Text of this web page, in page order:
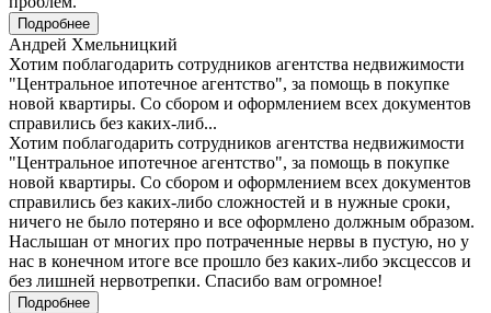
Подробнее
Андрей Хмельницкий
Хотим поблагодарить сотрудников агентства недвижимости
"Центральное ипотечное агентство", за помощь в покупке
новой квартиры. Со сбором и оформлением всех документов
справились без каких-либ...
Хотим поблагодарить сотрудников агентства недвижимости
"Центральное ипотечное агентство", за помощь в покупке
новой квартиры. Со сбором и оформлением всех документов
справились без каких-либо сложностей и в нужные сроки,
ничего не было потеряно и все оформлено должным образом.
Наслышан от многих про потраченные нервы в пустую, но у
нас в конечном итоге все прошло без каких-либо эксцессов и
без лишней нервотрепки. Спасибо вам огромное!
Подробнее